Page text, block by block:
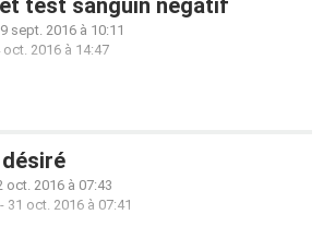
test sanguin négatif
sept. 2016 à 10:11
oct. 2016 à 14:47
oct. 2016 à 07:43
- 31 oct. 2016 à 07:41